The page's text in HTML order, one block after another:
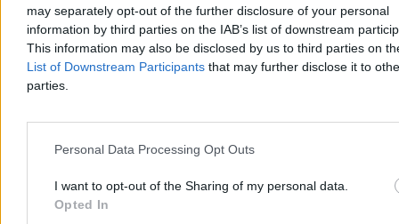
may separately opt-out of the further disclosure of your personal
information by third parties on the IAB’s list of downstream
This information may also be disclosed by us to third parties on
List of Downstream Participants that may further disclose it to
parties.
Personal Data Processing Opt Outs
I want to opt-out of the Sharing of my personal data.
Opted In
prawicowemu paktowi senackiemu. Choć przedstawiciele Prawa i
Sprawiedliwości, obu Konfederacji oraz Rozwoju Plus deklarują w
rozmowach z Zero.pl gotowość do negocjacji, istnieje kilka